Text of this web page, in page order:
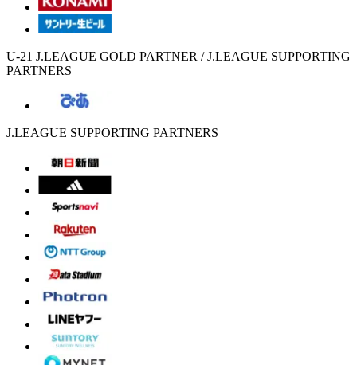
U-21 J.LEAGUE GOLD PARTNER / J.LEAGUE SUPPORTING
PARTNERS
J.LEAGUE SUPPORTING PARTNERS